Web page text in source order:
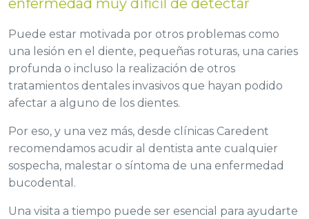
Puede estar motivada por otros problemas como
una lesión en el diente, pequeñas roturas, una caries
profunda o incluso la realización de otros
tratamientos dentales invasivos que hayan podido
afectar a alguno de los dientes.
Por eso, y una vez más, desde clínicas Caredent
recomendamos acudir al dentista ante cualquier
sospecha, malestar o síntoma de una enfermedad
bucodental.
Una visita a tiempo puede ser esencial para ayudarte